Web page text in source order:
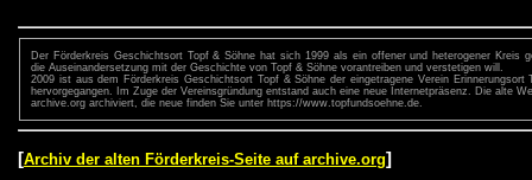
Der Förderkreis Geschichtsort Topf & Söhne hat sich 1999 als ein offener und heterogener Kreis
die Auseinandersetzung mit der Geschichte von Topf & Söhne vorantreiben und verstetigen will.
2009 ist aus dem Förderkreis Geschichtsort Topf & Söhne der eingetragene Verein Erinnerungsort
hervorgegangen. Im Zuge der Vereinsgründung entstand auch eine neue Internetpräsenz. Die alte
archive.org archiviert, die neue finden Sie unter https://www.topfundsoehne.de.
[Archiv der alten Förderkreis-Seite auf archive.org]